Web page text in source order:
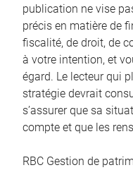
publication ne vise
précis en matière de
fiscalité, de droit, de
à votre intention, et
égard. Le lecteur qui
stratégie devrait
s’assurer que sa
compte et que les
RBC Gestion de